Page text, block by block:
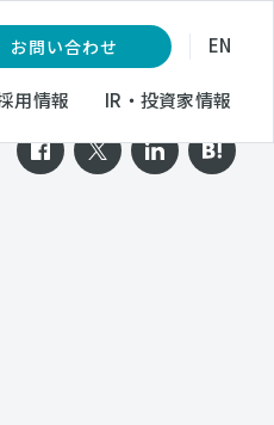
お問い合わせ EN
用情報 IR・投資家情報